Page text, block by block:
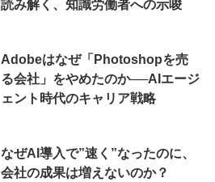
読み解く、知識労働者への示唆
Adobeはなぜ「Photoshopを売
る会社」をやめたのか──AIエージ
ェント時代のキャリア戦略
なぜAI導入で”速く”なったのに、
会社の成果は増えないのか？